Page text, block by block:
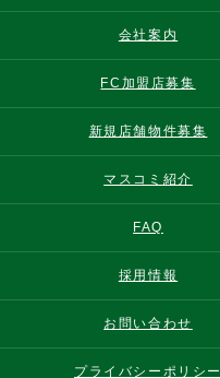
会社案内
FC加盟店募集
新規店舗物件募集
マスコミ紹介
FAQ
採用情報
お問い合わせ
プライバシーポリシー